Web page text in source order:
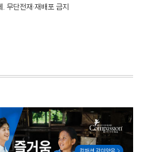
단전재·재배포 금지